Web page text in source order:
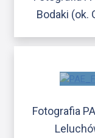
Bodaki (ok.
Fotografia